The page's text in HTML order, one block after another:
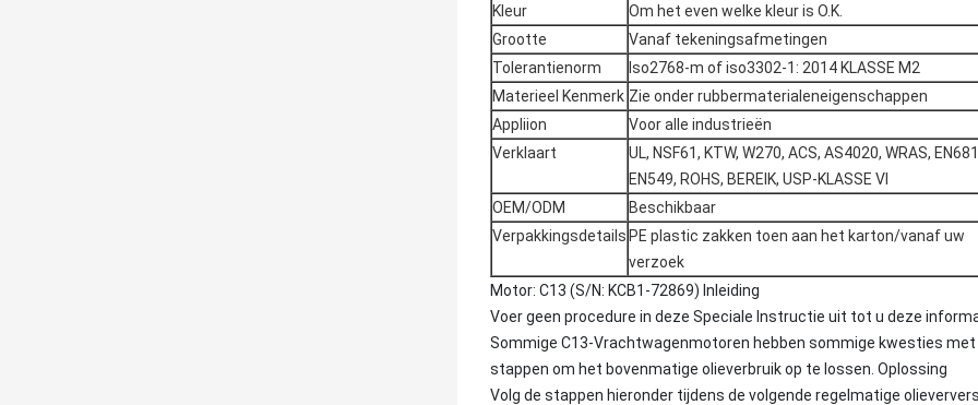
Kleur
Om het even welke kleur is O.K.
Grootte
Vanaf tekeningsafmetingen
Tolerantienorm
Iso2768-m of iso3302-1: 2014 KLASSE M2
Materieel Kenmerk Zie onder rubbermaterialeneigenschappen
Appliion
Voor alle industrieën
Verklaart
UL, NSF61, KTW, W270, ACS, AS4020, WRAS,
EN549, ROHS, BEREIK, USP-KLASSE VI
OEM/ODM
Beschikbaar
VerpakkingsdetailsPE plastic zakken toen aan het karton/vanaf uw
verzoek
Motor: C13 (S/N: KCB1-72869) Inleiding
Voer geen procedure in deze Speciale Instructie uit tot u deze
Sommige C13-Vrachtwagenmotoren hebben sommige kwesties
stappen om het bovenmatige olieverbruik op te lossen. Oplossing
Volg de stappen hieronder tijdens de volgende regelmatige